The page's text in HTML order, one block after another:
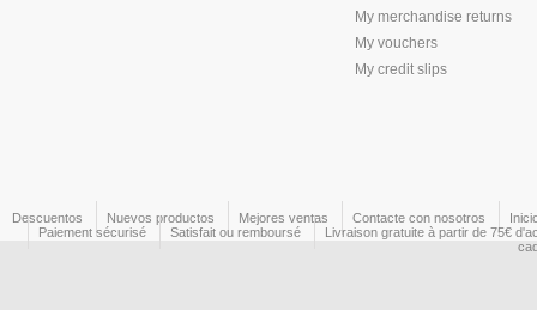
My merchandise returns
My vouchers
My credit slips
Descuentos Nuevos productos Mejores ventas Contacte con nosotros
Paiement sécurisé
Satisfait ou remboursé
Livraison gratuite à partir de 75€